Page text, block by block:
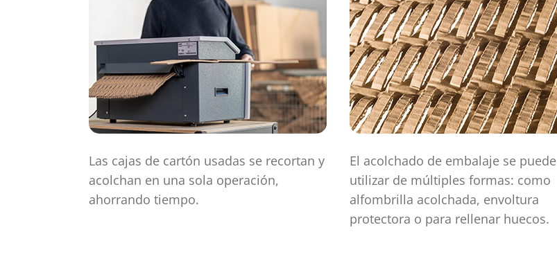
Las cajas de cartón usadas se recortan y
acolchan en una sola operación,
ahorrando tiempo.
El acolchado de embalaje se puede
utilizar de múltiples formas: como
alfombrilla acolchada, envoltura
protectora o para rellenar huecos.